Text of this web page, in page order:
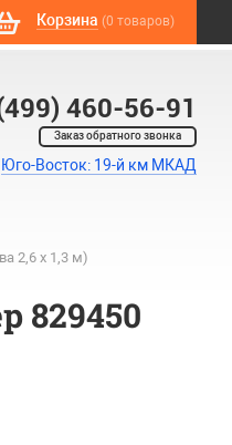
Корзина (0 товаров)
460-56-91
Заказ обратного звонка
Юго-Восток: 19-й км МКАД
2,6 х 1,3 м)
829450